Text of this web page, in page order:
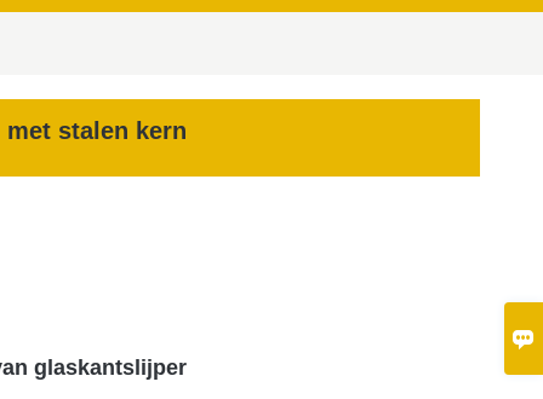

stalen kern
glaskantslijper